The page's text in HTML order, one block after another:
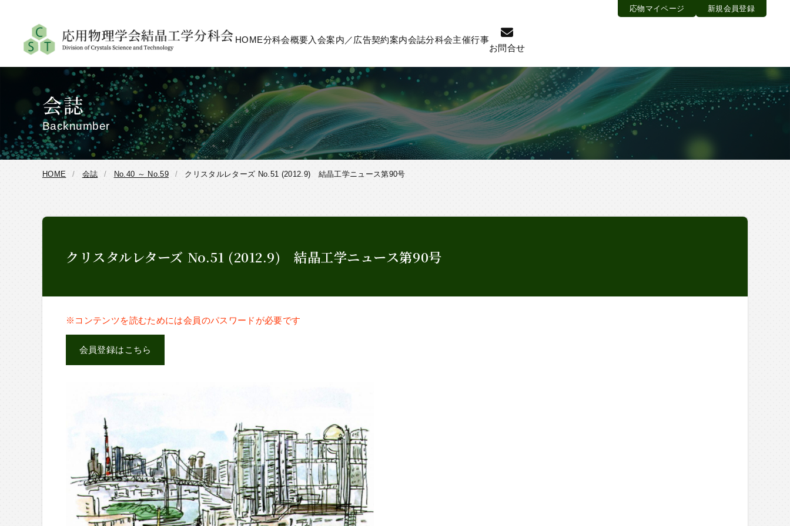
HOME分科会概要入会案内／広告契約案内会誌分科会主催行事
お問合せ
応物マイページ 新規会員登録
Backnumber
会誌
HOME 会誌 No.40 ～ No.59 クリスタルレターズ No.51 (2012.9) 結晶工学ニュース第90号
クリスタルレターズ No.51 (2012.9) 結晶工学ニュース第90号
※コンテンツを読むためには会員のパスワードが必要です
会員登録はこちら